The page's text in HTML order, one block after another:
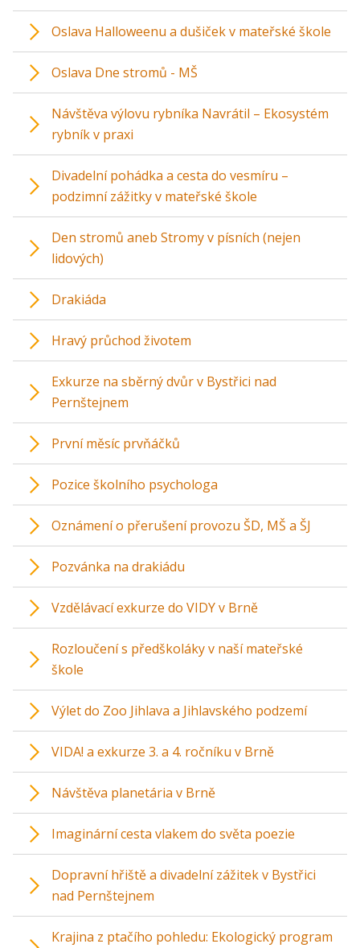
Oslava Halloweenu a dušiček v mateřské škole
Oslava Dne stromů - MŠ
Návštěva výlovu rybníka Navrátil – Ekosystém
rybník v praxi
Divadelní pohádka a cesta do vesmíru –
podzimní zážitky v mateřské škole
Den stromů aneb Stromy v písních (nejen
lidových)
Drakiáda
Hravý průchod životem
Exkurze na sběrný dvůr v Bystřici nad
Pernštejnem
První měsíc prvňáčků
Pozice školního psychologa
Oznámení o přerušení provozu ŠD, MŠ a ŠJ
Pozvánka na drakiádu
Vzdělávací exkurze do VIDY v Brně
Rozloučení s předškoláky v naší mateřské
škole
Výlet do Zoo Jihlava a Jihlavského podzemí
VIDA! a exkurze 3. a 4. ročníku v Brně
Návštěva planetária v Brně
Imaginární cesta vlakem do světa poezie
Dopravní hřiště a divadelní zážitek v Bystřici
nad Pernštejnem
Krajina z ptačího pohledu: Ekologický program